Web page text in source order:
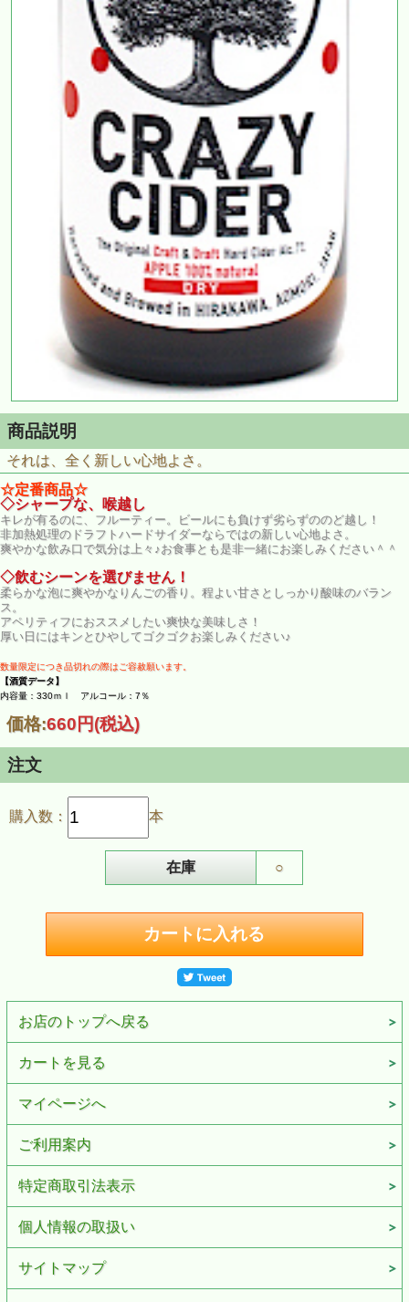
商品説明
それは、全く新しい心地よさ。
☆定番商品☆
◇シャープな、喉越し
キレが有るのに、フルーティー。ビールにも負けず劣らずののど越し！
非加熱処理のドラフトハードサイダーならではの新しい心地よさ。
爽やかな飲み口で気分は上々♪お食事とも是非一緒にお楽しみください＾＾
◇飲むシーンを選びません！
柔らかな泡に爽やかなりんごの香り。程よい甘さとしっかり酸味のバラン
ス。
アペリティフにおススメしたい爽快な美味しさ！
厚い日にはキンとひやしてゴクゴクお楽しみください♪
数量限定につき品切れの際はご容赦願います。
【酒質データ】
内容量：330ｍｌ アルコール：7％
価格:660円(税込)
注文
購入数： 本
在庫 ○
お店のトップへ戻る
カートを見る
マイページへ
ご利用案内
特定商取引法表示
個人情報の取扱い
サイトマップ